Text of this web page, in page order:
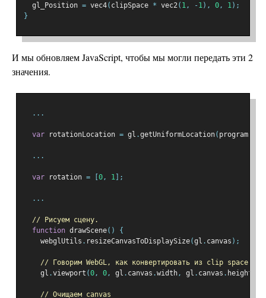
  gl_Position
= vec4( clipSpace * vec2( 1, -1), 0, 1);
}
И мы обновляем JavaScript, чтобы мы могли передать эти 2
значения.
...
var rotationLocation = gl .getUniformLocation( program
...
var rotation = 0, 1 ];
...
// Рисуем сцену.
function drawScene()
{
    webglUtils
. resizeCanvasToDisplaySize(gl . canvas );
// Говорим WebGL, как конвертировать из clip space в
    gl
.viewport (0, 0, gl . canvas .width, gl . canvas . height
// Очищаем canvas